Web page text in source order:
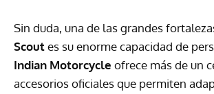
Sin duda, una de las grandes
Scoutes su enorme capacidad de
Indian Motorcycle ofrece más de un
accesorios oficiales que permiten